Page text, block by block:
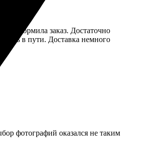
оформила заказ. Достаточно
в пути. Доставка немного
фотографий оказался не таким